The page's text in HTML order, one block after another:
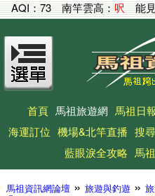
AQI：73 南竿雲高：呎能見
首頁 馬祖旅遊網 馬祖日
海運訂位 機場&北竿直播 搜尋
藍眼淚全攻略 馬
馬祖資訊網論壇» 旅遊與釣遊»